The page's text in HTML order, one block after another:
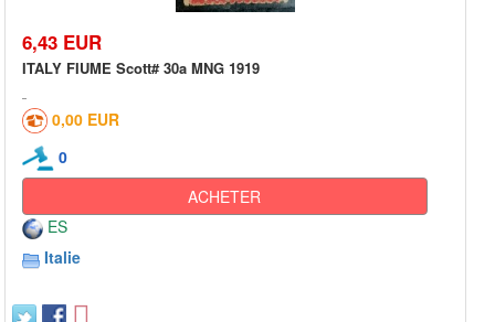
6,43 EUR
ITALY FIUME Scott# 30a MNG 1919
0,00 EUR
0
ACHETER
ES
Italie